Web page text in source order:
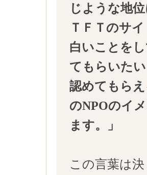
じような地
ＴＦＴのサ
白いことを
てもらいた
認めてもら
のNPOのイ
ます。」
この言葉は